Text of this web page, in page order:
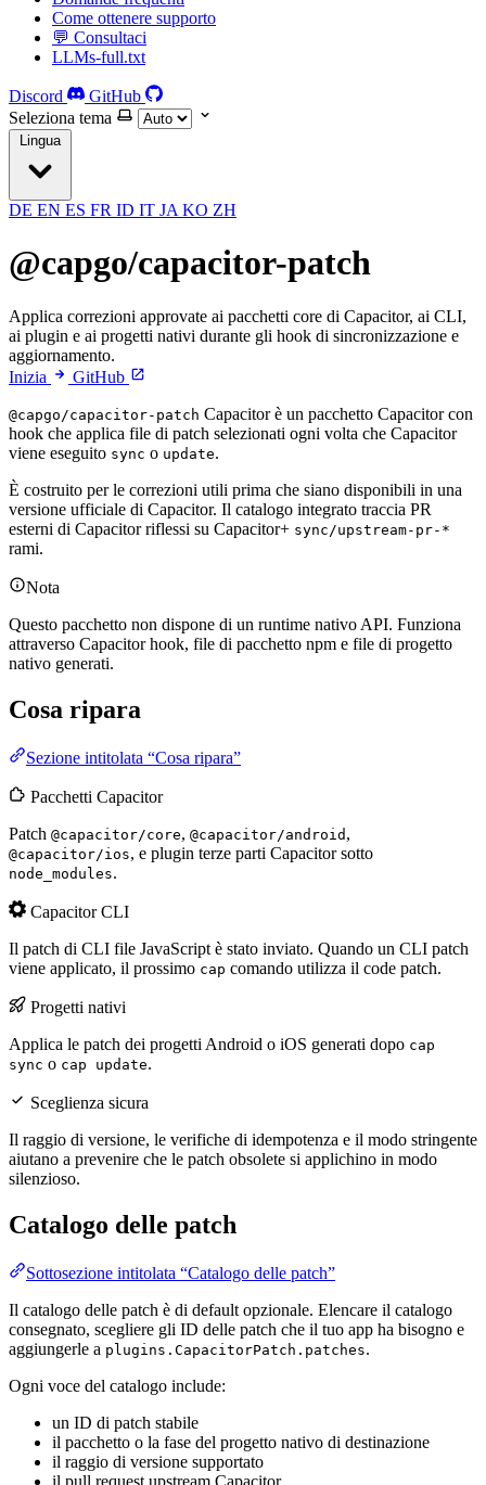
Come ottenere supporto
💬 Consultaci
LLMs-full.txt
Discord
GitHub
Seleziona tema
Lingua
DE EN ES FR ID IT JA KO ZH
@capgo/capacitor-patch
Applica correzioni approvate ai pacchetti core di Capacitor, ai CLI,
ai plugin e ai progetti nativi durante gli hook di sincronizzazione e
aggiornamento.
Inizia
GitHub
@capgo/capacitor-patch Capacitor è un pacchetto Capacitor con
hook che applica file di patch selezionati ogni volta che Capacitor
viene eseguito sync o update.
È costruito per le correzioni utili prima che siano disponibili in una
versione ufficiale di Capacitor. Il catalogo integrato traccia PR
esterni di Capacitor riflessi su Capacitor+ sync/upstream-pr-*
rami.
Nota
Questo pacchetto non dispone di un runtime nativo API. Funziona
attraverso Capacitor hook, file di pacchetto npm e file di progetto
nativo generati.
Cosa ripara
Sezione intitolata “Cosa ripara”
Pacchetti Capacitor
Patch @capacitor/core, @capacitor/android ,
@capacitor/ios, e plugin terze parti Capacitor sotto
node_modules.
Capacitor CLI
Il patch di CLI file JavaScript è stato inviato. Quando un CLI patch
viene applicato, il prossimo cap comando utilizza il code patch.
Progetti nativi
Applica le patch dei progetti Android o iOS generati dopo cap
sync o cap update.
Sceglienza sicura
Il raggio di versione, le verifiche di idempotenza e il modo stringente
aiutano a prevenire che le patch obsolete si applichino in modo
silenzioso.
Catalogo delle patch
Sottosezione intitolata “Catalogo delle patch”
Il catalogo delle patch è di default opzionale. Elencare il catalogo
consegnato, scegliere gli ID delle patch che il tuo app ha bisogno e
aggiungerle a plugins.CapacitorPatch.patches.
Ogni voce del catalogo include:
un ID di patch stabile
il pacchetto o la fase del progetto nativo di destinazione
il raggio di versione supportato
il pull request upstream Capacitor